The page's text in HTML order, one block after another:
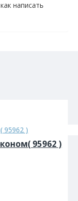
написать
95962 )